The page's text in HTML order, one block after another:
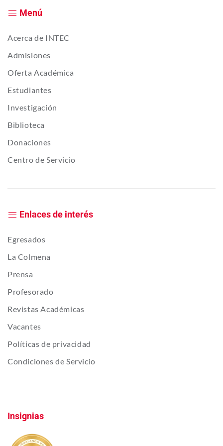
Menú
Acerca de INTEC
Admisiones
Oferta Académica
Estudiantes
Investigación
Biblioteca
Donaciones
Centro de Servicio
Enlaces de interés
Egresados
La Colmena
Prensa
Profesorado
Revistas Académicas
Vacantes
Políticas de privacidad
Condiciones de Servicio
Insignias